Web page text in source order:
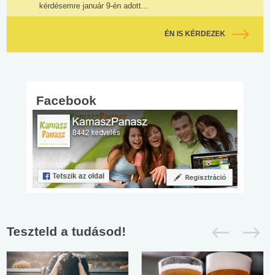
kérdésemre január 9-én adott...
ÉN IS KÉRDEZEK
Facebook
Teszteld a tudásod!